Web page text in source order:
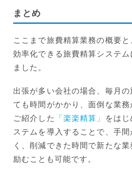
まとめ
ここまで旅費精算業務の概要
効率化できる旅費精算システム
ました。
出張が多い会社の場合、毎月の
ても時間がかかり、面倒な業務
ご紹介した
「楽楽精算」
をは
ステムを導入することで、手
く、削減できた時間で新たな
励むことも可能です。